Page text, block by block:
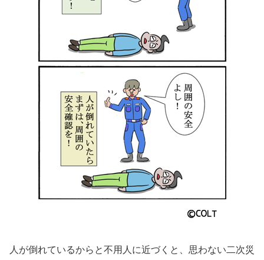
人が倒れているからと不用人に近づくと、思わない二次災